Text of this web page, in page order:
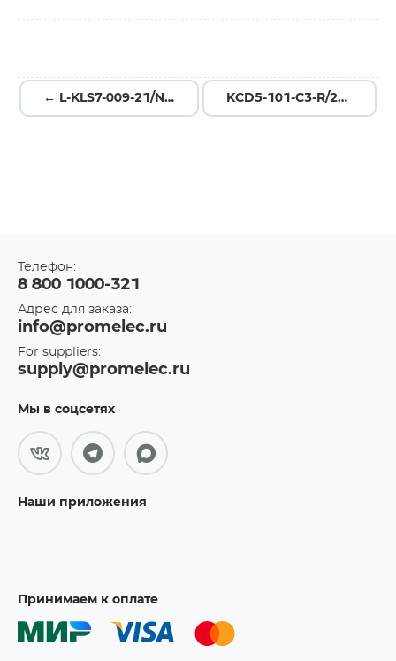
← L-KLS7-009-21/N-C-2-GR/BK-P1 KCD5-101-C3-R/2P ON-OFF →
Телефон:
8 800 1000-321
Адрес для заказа:
info@promelec.ru
For suppliers:
supply@promelec.ru
Мы в соцсетях
Наши приложения
Принимаем к оплате